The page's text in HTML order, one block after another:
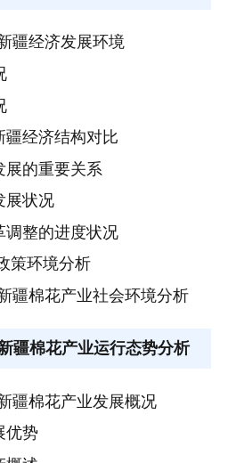
疆经济发展环境
疆经济结构对比
展的重要关系
展状况
调整的进度状况
策环境分析
疆棉花产业社会环境分析
疆棉花产业运行态势分析
疆棉花产业发展概况
优势